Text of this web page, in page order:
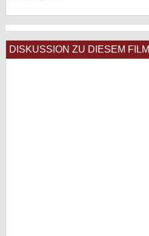
DISKUSSION ZU DIESEM FILM